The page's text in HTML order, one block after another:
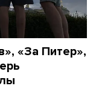
«За Питер»,